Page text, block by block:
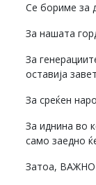
Се бориме за
За нашата
За
оставија
За среќен
За иднина во
само заедно
Затоа, ВАЖНО